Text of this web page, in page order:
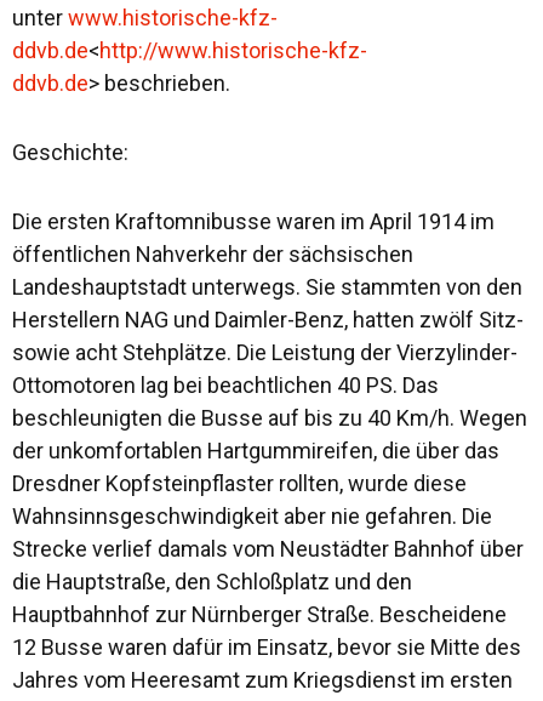
unterwww.historische-kfz-
ddvb.de<http://www.historische-kfz-
ddvb.de> beschrieben.
Geschichte:
Die ersten Kraftomnibusse waren im April 1914 im
öffentlichen Nahverkehr der sächsischen
Landeshauptstadt unterwegs. Sie stammten von den
Herstellern NAG und Daimler-Benz, hatten zwölf Sitz-
sowie acht Stehplätze. Die Leistung der Vierzylinder-
Ottomotoren lag bei beachtlichen 40 PS. Das
beschleunigten die Busse auf bis zu 40 Km/h. Wegen
der unkomfortablen Hartgummireifen, die über das
Dresdner Kopfsteinpflaster rollten, wurde diese
Wahnsinnsgeschwindigkeit aber nie gefahren. Die
Strecke verlief damals vom Neustädter Bahnhof über
die Hauptstraße, den Schloßplatz und den
Hauptbahnhof zur Nürnberger Straße. Bescheidene
12 Busse waren dafür im Einsatz, bevor sie Mitte des
Jahres vom Heeresamt zum Kriegsdienst im ersten